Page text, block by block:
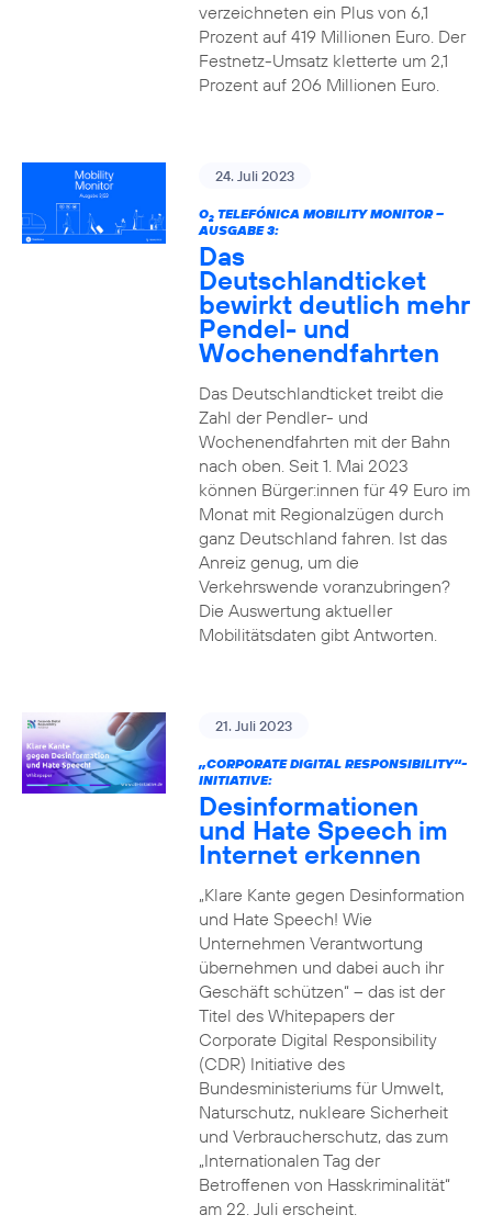
verzeichneten ein Plus von 6,1
Prozent auf 419 Millionen Euro. Der
Festnetz-Umsatz kletterte um 2,1
Prozent auf 206 Millionen Euro.
24. Juli 2023
O2TELEFÓNICA MOBILITY MONITOR –
AUSGABE 3:
Das
Deutschlandticket
bewirkt deutlich mehr
Pendel- und
Wochenendfahrten
Das Deutschlandticket treibt die
Zahl der Pendler- und
Wochenendfahrten mit der Bahn
nach oben. Seit 1. Mai 2023
können Bürger:innen für 49 Euro im
Monat mit Regionalzügen durch
ganz Deutschland fahren. Ist das
Anreiz genug, um die
Verkehrswende voranzubringen?
Die Auswertung aktueller
Mobilitätsdaten gibt Antworten.
21. Juli 2023
„CORPORATE DIGITAL RESPONSIBILITY“-
INITIATIVE:
Desinformationen
und Hate Speech im
Internet erkennen
„Klare Kante gegen Desinformation
und Hate Speech! Wie
Unternehmen Verantwortung
übernehmen und dabei auch ihr
Geschäft schützen“ – das ist der
Titel des Whitepapers der
Corporate Digital Responsibility
(CDR) Initiative des
Bundesministeriums für Umwelt,
Naturschutz, nukleare Sicherheit
und Verbraucherschutz, das zum
„Internationalen Tag der
Betroffenen von Hasskriminalität“
am 22. Juli erscheint.